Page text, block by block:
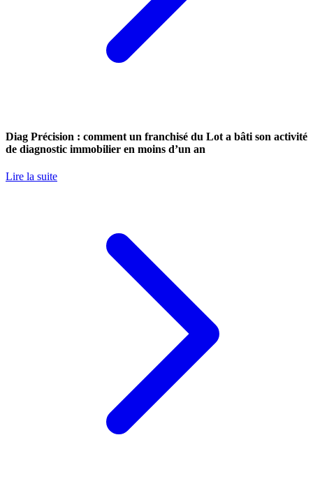
Diag Précision : comment un franchisé du Lot a bâti son activité
de diagnostic immobilier en moins d’un an
Lire la suite